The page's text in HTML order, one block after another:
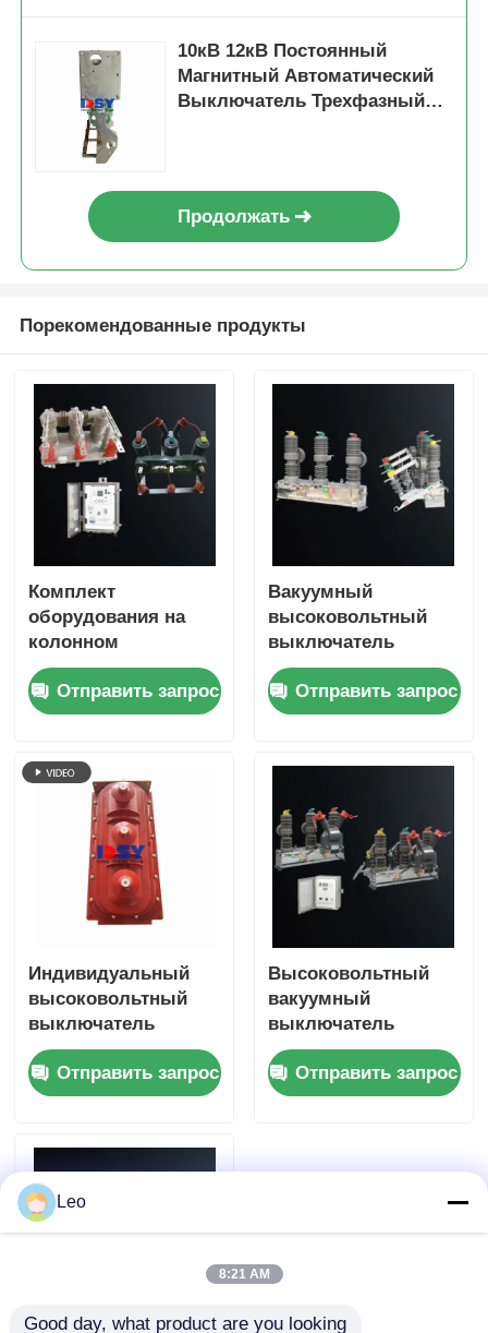
10кВ 12кВ Постоянный
Магнитный Автоматический
Выключатель Трехфазный
Продолжать
Порекомендованные продукты
Комплект
оборудования на
колонном
выключателе.
Комплексное
решение для
среднего
напряжения для
наружной установки
Отправить запрос
Вакуумный
высоковольтный
выключатель
наружной установки
на опоре для
распределительных
Отправить запрос
Индивидуальный
высоковольтный
выключатель
нагрузки 10 кВ для
кольцевой
распределительной
Отправить запрос
Высоковольтный
вакуумный
выключатель
наружной установки
с постоянным
магнитом 12 кВ
Отправить запрос
Leo
8:21 AM
Good day, what product are you looking